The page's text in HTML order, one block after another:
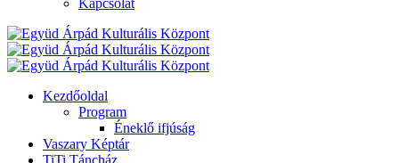
Kapcsolat
Kezdőoldal
Program
Éneklő ifjúság
Vaszary Képtár
TiTi Táncház